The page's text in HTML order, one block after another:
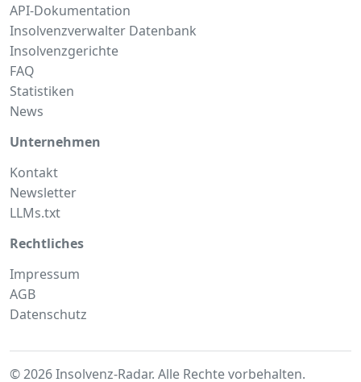
API-Dokumentation
Insolvenzverwalter Datenbank
Insolvenzgerichte
FAQ
Statistiken
News
Unternehmen
Kontakt
Newsletter
LLMs.txt
Rechtliches
Impressum
AGB
Datenschutz
© 2026 Insolvenz-Radar. Alle Rechte vorbehalten.